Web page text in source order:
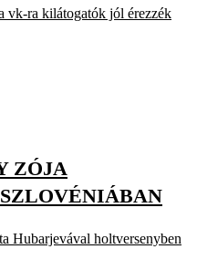
vk-ra kilátogatók jól érezzék
ZÓJA
Hubarjevával holtversenyben